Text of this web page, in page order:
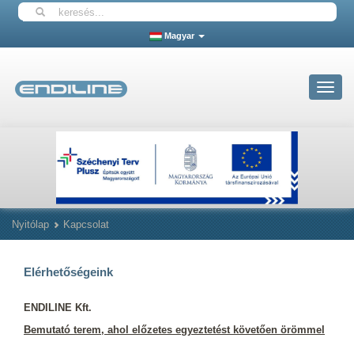
Magyar
Toggle
Nyitólap Kapcsolat
Elérhetőségeink
ENDILINE Kft.
Bemutató terem, ahol előzetes egyeztetést követően örömmel